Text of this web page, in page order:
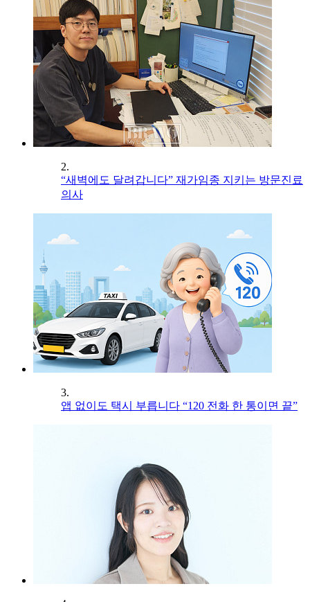
2.
“새벽에도 달려갑니다” 재가임종 지키는 방문진료
의사
3.
앱 없이도 택시 부릅니다 “120 전화 한 통이면 끝”